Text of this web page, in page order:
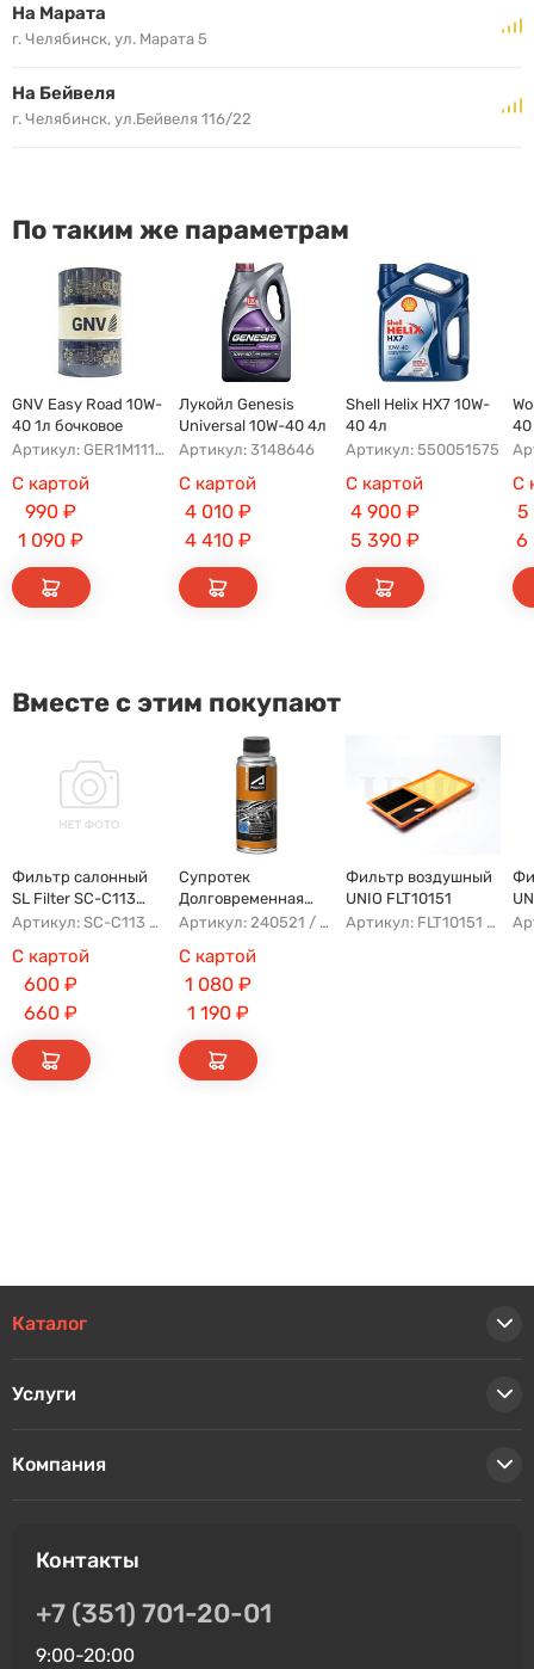
На Марата
г. Челябинск, ул. Марата 5
На Бейвеля
г. Челябинск, ул.Бейвеля 116/22
По таким же параметрам
GNV Easy Road 10W-
40 1л бочковое
Артикул: GER1M11180011111040180
С картой
990 ₽
1 090 ₽
Лукойл Genesis
Universal 10W-40 4л
Артикул: 3148646
С картой
4 010₽
4 410₽
Shell Helix HX7 10W-
40 4л
Артикул: 550051575
С картой
4 900₽
5 390₽
40
С
5
6
Вместе с этим покупают
Фильтр салонный
SL Filter SC-C113
(AG779CF)
Артикул: SC-C113 AFW1107 8104400XKZ96A AG779CF
С картой
600 ₽
660 ₽
Супротек
Долговременная
Промывка
Артикул: 240521 / 122929
С картой
1 080₽
1 190₽
Фильтр воздушный
UNIO FLT10151
Артикул: FLT10151 AFAU107 AP183/3 AG328
Каталог
Услуги
Компания
Контакты
+7 (351) 701-20-01
9:00-20:00